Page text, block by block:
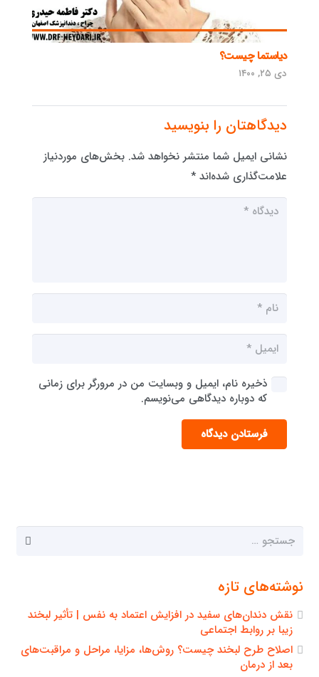
دیاستما چیست؟
دی ۲۵, ۱۴۰۰
دیدگاهتان را بنویسید
نشانی ایمیل شما منتشر نخواهد شد. بخش‌های موردنیاز
علامت‌گذاری شده‌اند *
ذخیره نام، ایمیل و وبسایت من در مرورگر برای زمانی
که دوباره دیدگاهی می‌نویسم.
فرستادن دیدگاه
جستجو
نوشته‌های تازه
نقش دندان‌های سفید در افزایش اعتماد به نفس | تأثیر لبخند
زیبا بر روابط اجتماعی
اصلاح طرح لبخند چیست؟ روش‌ها، مزایا، مراحل و مراقبت‌های
بعد از درمان